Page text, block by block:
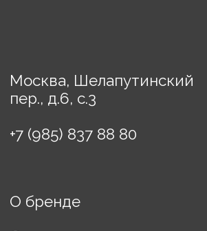
Политика конфиденциальности
Договор оферты
ИНН: 770503457608